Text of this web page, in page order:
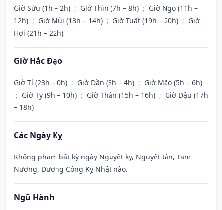
Giờ Sửu (1h – 2h) ; Giờ Thìn (7h – 8h) ; Giờ Ngọ (11h –
12h) ; Giờ Mùi (13h – 14h) ; Giờ Tuất (19h – 20h) ; Giờ
Hợi (21h – 22h)
Giờ Hắc Đạo
Giờ Tí (23h – 0h) ; Giờ Dần (3h – 4h) ; Giờ Mão (5h – 6h)
; Giờ Tỵ (9h – 10h) ; Giờ Thân (15h – 16h) ; Giờ Dậu (17h
– 18h)
Các Ngày Kỵ
Không phạm bất kỳ ngày Nguyệt kỵ, Nguyệt tận, Tam
Nương, Dương Công Kỵ Nhật nào.
Ngũ Hành